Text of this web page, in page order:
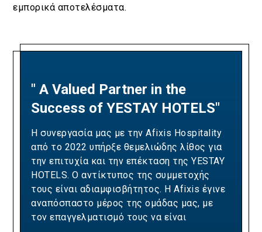
εμπορικά αποτελέσματα.
" A Valued Partner in the
Success of YESTAY HOTELS"
Η συνεργασία μας με την Afixis Hospitality
από το 2022 υπήρξε θεμελιώδης λίθος για
την επιτυχία και την επέκταση της YESTAY
HOTELS. Ο αντίκτυπος της συμμετοχής
τους είναι αδιαμφισβήτητος. Η Afixis έγινε
αναπόσπαστο μέρος της ομάδας μας, με
τον επαγγελματισμό τους να είναι
"A Partnership Built on
Revenue Excellence and
Measurable Results"
Our collaboration with Afixis has been pivotal
in driving Ella Resorts' revenue growth and
optimizing our yielding strategies. Over the
years, their team has consistently
demonstrated the expertise and dedication
needed to exceed our sales targets,